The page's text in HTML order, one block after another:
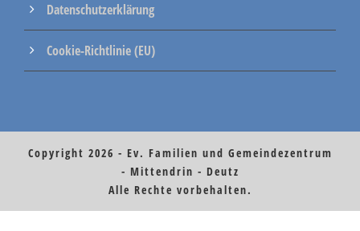
Datenschutzerklärung
Cookie-Richtlinie (EU)
Copyright 2026 - Ev. Familien und Gemeindezentrum
- Mittendrin - Deutz
Alle Rechte vorbehalten.